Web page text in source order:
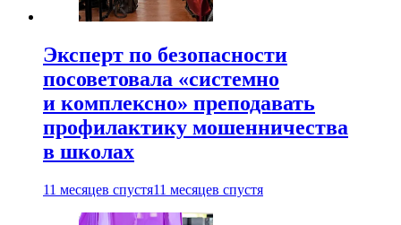
Эксперт по безопасности
посоветовала «системно
и комплексно» преподавать
профилактику мошенничества
в школах
11 месяцев спустя11 месяцев спустя